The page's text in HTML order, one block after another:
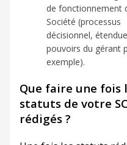
de fonctionnement
Société (processus
décisionnel,
pouvoirs du gérant
exemple).
Que faire une fois
statuts de votre
rédigés ?